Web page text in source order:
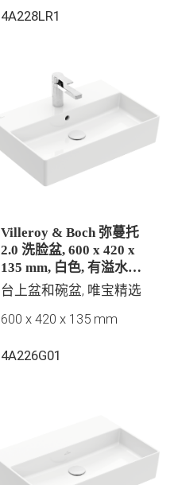
4A228LR1
Villeroy & Boch 弥蔓托
2.0 洗脸盆, 600 x 420 x
135 mm, 白色, 有溢水孔,
抛光
台上盆和碗盆, 唯宝精选
600 x 420 x 135 mm
4A226G01